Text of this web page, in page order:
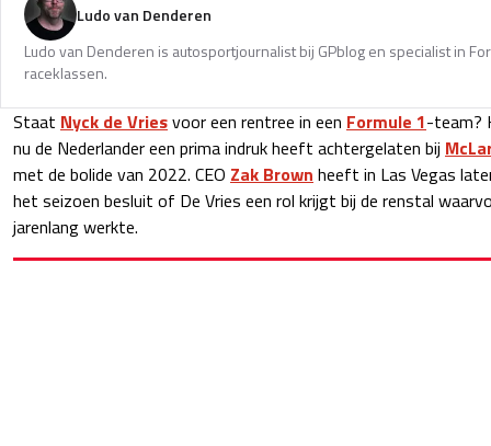
Ludo van Denderen
Ludo van Denderen is autosportjournalist bij GPblog en specialist in
raceklassen.
Staat Nyck de Vriesvoor een rentree in een Formule 1-team?
nu de Nederlander een prima indruk heeft achtergelaten bij
met de bolide van 2022. CEO Zak Brown heeft in Las Vegas
het seizoen besluit of De Vries een rol krijgt bij de renstal
jarenlang werkte.